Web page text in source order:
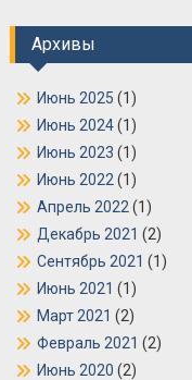
Архивы
Июнь 2025 (1)
Июнь 2024(1)
Июнь 2023 (1)
Июнь 2022 (1)
Апрель 2022 (1)
Декабрь 2021 (2)
Сентябрь 2021 (1)
Июнь 2021 (1)
Март 2021 (2)
Февраль 2021 (2)
Июнь 2020 (2)